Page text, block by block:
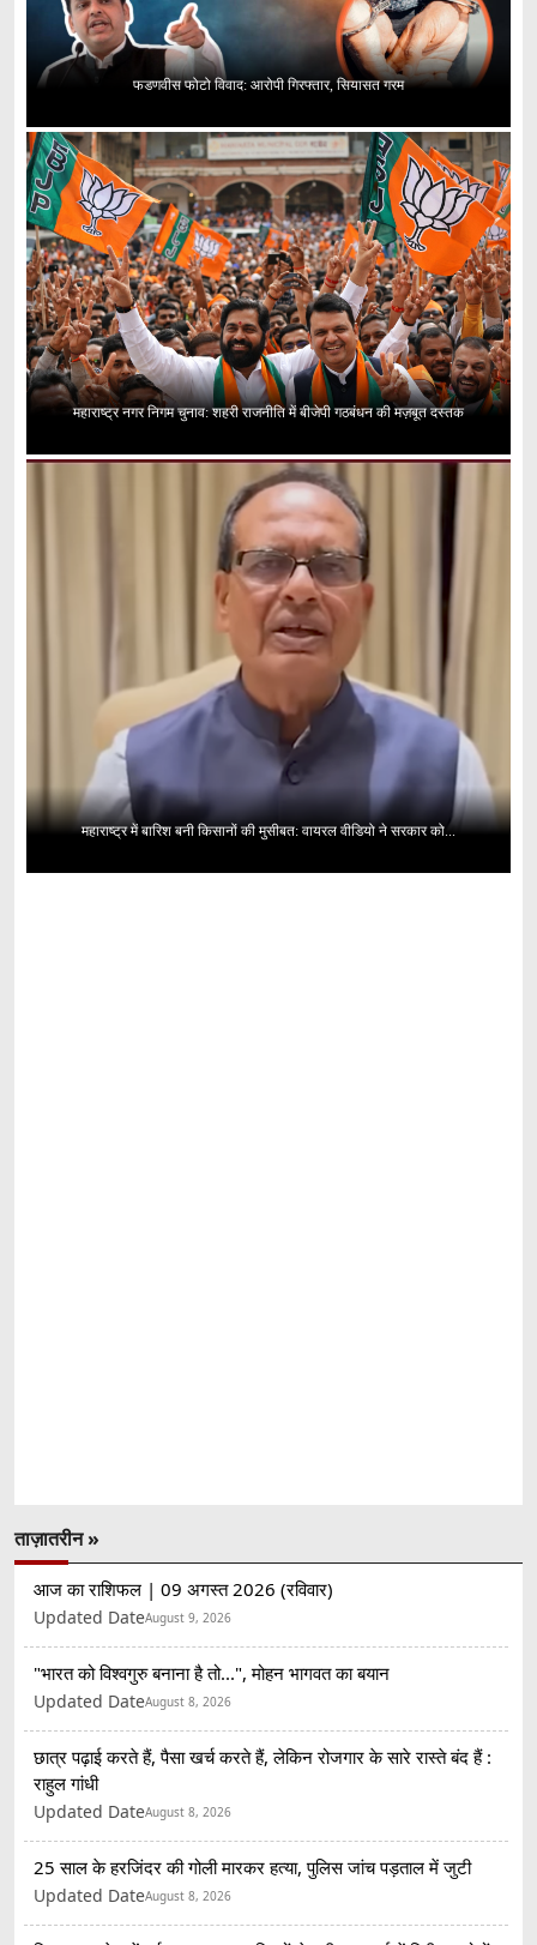
फडणवीस फोटो विवाद: आरोपी गिरफ्तार, सियासत गरम
महाराष्ट्र नगर निगम चुनाव: शहरी राजनीति में बीजेपी गठबंधन की मज़बूत दस्तक
महाराष्ट्र में बारिश बनी किसानों की मुसीबत: वायरल वीडियो ने सरकार को...
ताज़ातरीन »
आज का राशिफल | 09 अगस्त 2026 (रविवार)
Updated DateAugust 9, 2026
"भारत को विश्वगुरु बनाना है तो...", मोहन भागवत का बयान
Updated DateAugust 8, 2026
छात्र पढ़ाई करते हैं, पैसा खर्च करते हैं, लेकिन रोजगार के सारे रास्ते बंद हैं :
राहुल गांधी
Updated DateAugust 8, 2026
25 साल के हरजिंदर की गोली मारकर हत्या, पुलिस जांच पड़ताल में जुटी
Updated DateAugust 8, 2026